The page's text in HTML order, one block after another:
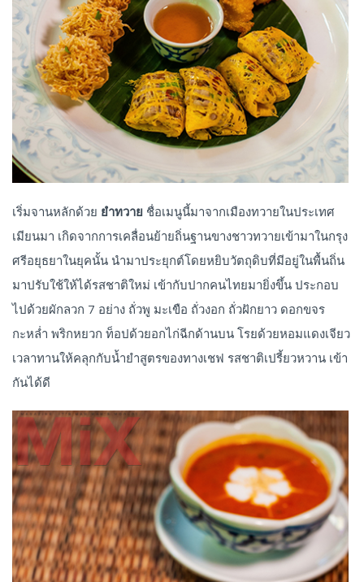
เริ่มจานหลักด้วย ยำทวาย ชื่อเมนูนี้มาจากเมืองทวายในประเทศ
เมียนมา เกิดจากการเคลื่อนย้ายถิ่นฐานขางชาวทวายเข้ามาในกรุง
ศรีอยุธยาในยุคนั้น นำมาประยุกต์โดยหยิบวัตถุดิบที่มีอยู่ในพื้นถิ่น
มาปรับใช้ให้ได้รสชาติใหม่ เข้ากับปากคนไทยมายิ่งขึ้น ประกอบ
ไปด้วยผักลวก 7 อย่าง ถั่วพู มะเขือ ถั่วงอก ถั่วฝักยาว ดอกขจร
กะหล่ำ พริกหยวก ท็อปด้วยอกไก่ฉีกด้านบน โรยด้วยหอมแดงเจียว
เวลาทานให้คลุกกับน้ำยำสูตรของทางเชฟ รสชาติเปรี้ยวหวาน เข้า
กันได้ดี